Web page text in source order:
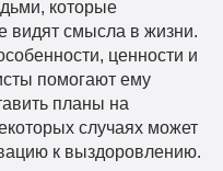
которые
видят смысла в жизни.
ценности и
помогают ему
планы на
случаях может
к выздоровлению.